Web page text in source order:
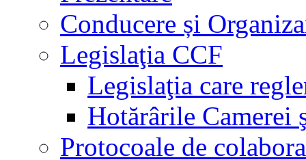
Conducere și
Legislaţia CCF
Legislaţia care
Hotărârile
Protocoale de